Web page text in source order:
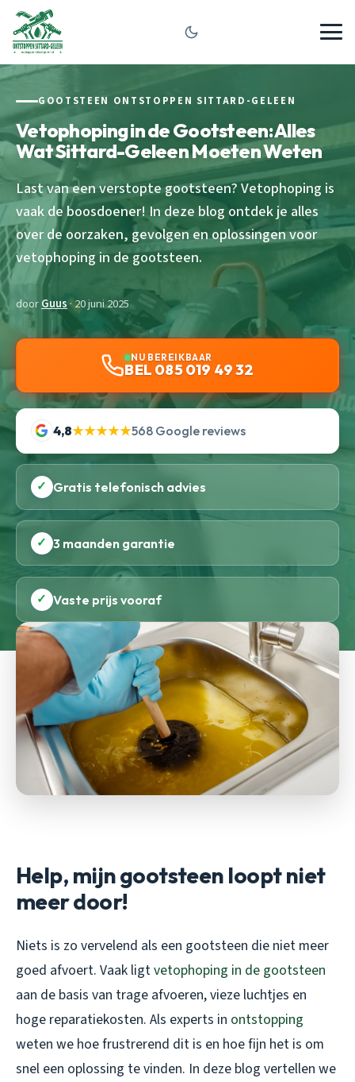
GOOTSTEEN ONTSTOPPEN SITTARD-GELEEN
Vetophoping in de Gootsteen: Alles
Wat Sittard-Geleen Moeten Weten
Last van een verstopte gootsteen? Vetophoping is
vaak de boosdoener! In deze blog ontdek je alles
over de oorzaken, gevolgen en oplossingen voor
vetophoping in de gootsteen.
doorGuus· 20 juni 2025
NU BEREIKBAAR
BEL 085 019 49 32
4,8★★★★★568 Google reviews
✓ Gratis telefonisch advies
✓ 3 maanden garantie
✓ Vaste prijs vooraf
Help, mijn gootsteen loopt niet
meer door!
Niets is zo vervelend als een gootsteen die niet meer
goed afvoert. Vaak ligtvetophoping in de gootsteen
aan de basis van trage afvoeren, vieze luchtjes en
hoge reparatiekosten. Als experts in ontstopping
weten we hoe frustrerend dit is en hoe fijn het is om
snel een oplossing te vinden. In deze blog vertellen we